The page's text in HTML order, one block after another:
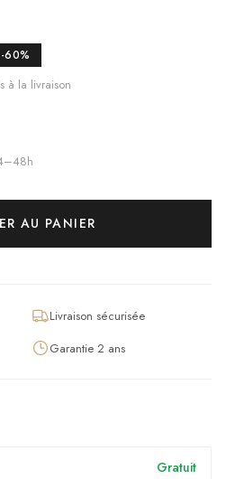
-60%
à la livraison
AU PANIER
Livraison sécurisée
Garantie 2 ans
Gratuit